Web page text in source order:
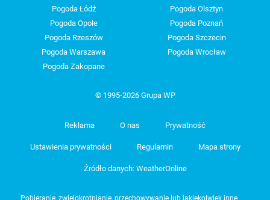
Pogoda Łódź
Pogoda Olsztyn
Pogoda Opole
Pogoda Poznań
Pogoda Rzeszów
Pogoda Szczecin
Pogoda Warszawa
Pogoda Wrocław
Pogoda Zakopane
© 1995-2026 Grupa WP
Reklama O nas Prywatność
Ustawienia prywatności Regulamin Mapa strony
Źródło danych: WeatherOnline
Pobieranie, zwielokrotnianie, przechowywanie lub jakiekolwiek inne